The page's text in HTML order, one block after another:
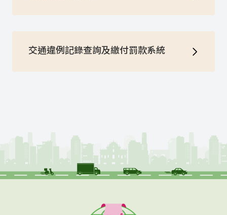
交通違例記錄查詢及繳付罰款系統